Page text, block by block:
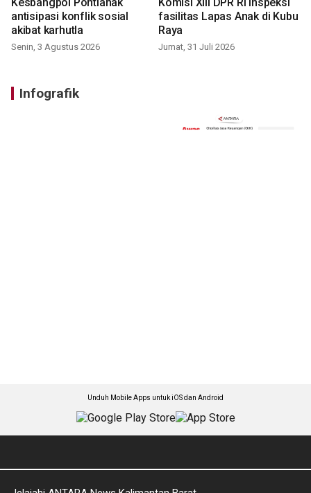
antisipasi konflik sosial
akibat karhutla
Senin, 3 Agustus 2026
fasilitas Lapas Anak di Kubu
Raya
Jumat, 31 Juli 2026
Infografik
Unduh Mobile Apps untuk iOS dan Android